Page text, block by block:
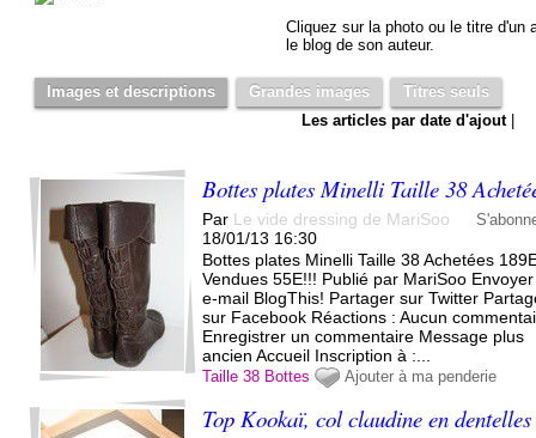
Cliquez sur la photo ou le titre d'un
le blog de son auteur.
Images et descriptions Grandes images
Titres seuls
Les articles par date d'ajout|
Bottes plates Minelli Taille 38
Par Le vide dressing de MariSoo
18/01/13 16:30
Bottes plates Minelli Taille 38 Achetées
Vendues 55E!!! Publié par MariSoo
e-mail BlogThis! Partager sur Twitter
sur Facebook Réactions : Aucun
Enregistrer un commentaire Message plus
ancien Accueil Inscription à :...
Taille 38 Bottes Ajouter à ma penderie
Top Kookaï, col claudine en dentelles